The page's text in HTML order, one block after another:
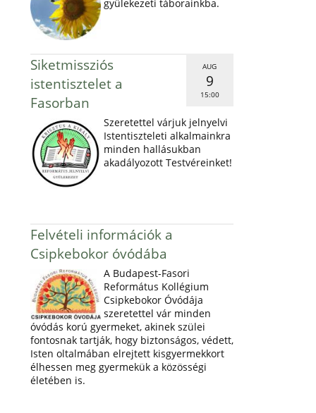
gyülekezeti táborainkba.
AUG
9
15:00
Siketmissziós
istentisztelet a
Fasorban
Szeretettel várjuk jelnyelvi
Istentiszteleti alkalmainkra
minden hallásukban
akadályozott Testvéreinket!
Felvételi információk a
Csipkebokor óvódába
A Budapest-Fasori
Református Kollégium
Csipkebokor Óvódája
szeretettel vár minden
óvódás korú gyermeket, akinek szülei
fontosnak tartják, hogy biztonságos, védett,
Isten oltalmában elrejtett kisgyermekkort
élhessen meg gyermekük a közösségi
életében is.